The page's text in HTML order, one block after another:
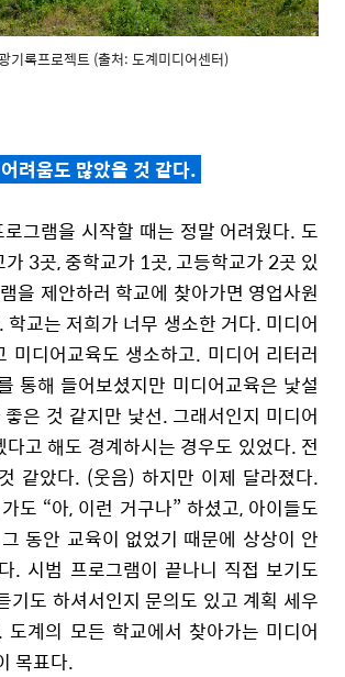
기록프로젝트 (출처: 도계미디어센터)
려움도 많았을 것 같다.
그램을 시작할 때는 정말 어려웠다. 도
3곳, 중학교가 1곳, 고등학교가 2곳 있
을 제안하러 학교에 찾아가면 영업사원
학교는 저희가 너무 생소한 거다. 미디어
미디어교육도 생소하고. 미디어 리터러
통해 들어보셨지만 미디어교육은 낯설
은 것 같지만 낯선. 그래서인지 미디어
고 해도 경계하시는 경우도 있었다. 전
같았다. (웃음) 하지만 이제 달라졌다.
도 “아, 이런 거구나” 하셨고, 아이들도
동안 교육이 없었기 때문에 상상이 안
. 시범 프로그램이 끝나니 직접 보기도
기도 하셔서인지 문의도 있고 계획 세우
계의 모든 학교에서 찾아가는 미디어
목표다.